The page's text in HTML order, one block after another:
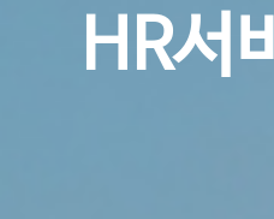
FM서